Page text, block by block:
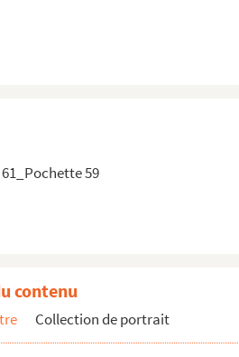
59
contenu
Collection de portrait